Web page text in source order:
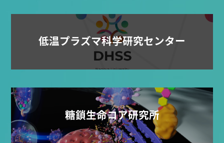
低温プラズマ科学研究センター
糖鎖生命コア研究所